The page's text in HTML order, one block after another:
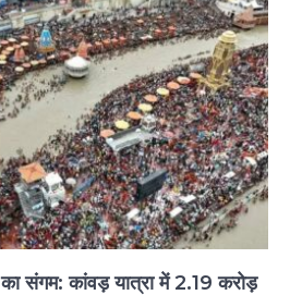
का संगम: कांवड़ यात्रा में 2.19 करोड़